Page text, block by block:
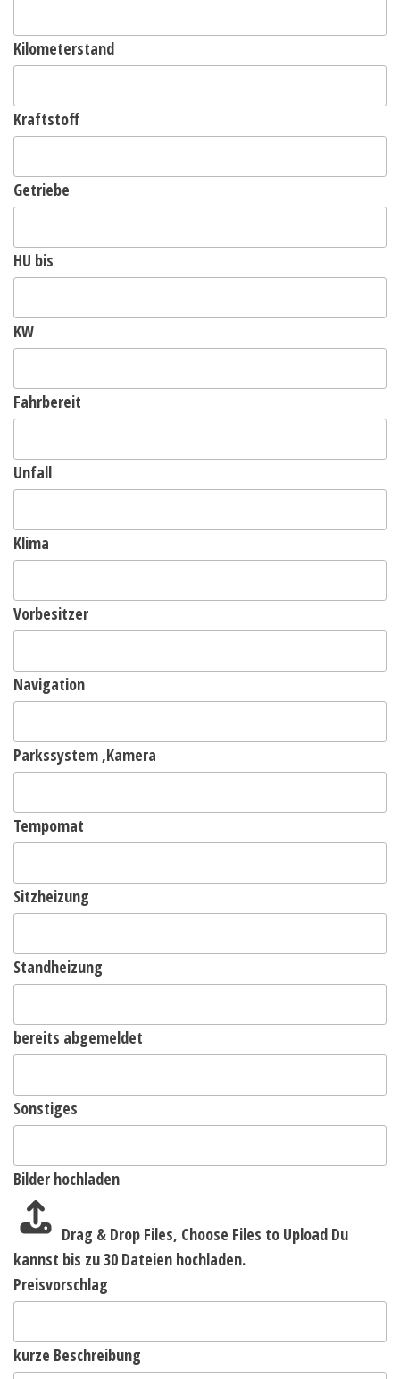
Kilometerstand
Kraftstoff
Getriebe
HU bis
KW
Fahrbereit
Unfall
Klima
Vorbesitzer
Navigation
Parkssystem ,Kamera
Tempomat
Sitzheizung
Standheizung
bereits abgemeldet
Sonstiges
Bilder hochladen
Drag & Drop Files, Choose Files to Upload Du
kannst bis zu 30 Dateien hochladen.
Preisvorschlag
kurze Beschreibung